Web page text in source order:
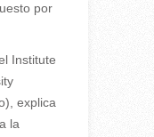
por
Institute
explica
la